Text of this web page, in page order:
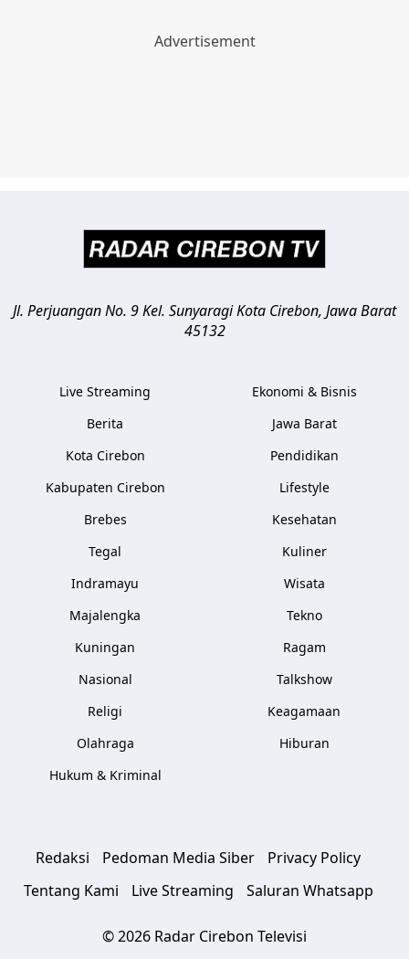
Jl. Perjuangan No. 9 Kel. SunyaragiKota Cirebon, Jawa Barat
45132
Live Streaming
Berita
Kota Cirebon
Kabupaten Cirebon
Brebes
Tegal
Indramayu
Majalengka
Kuningan
Nasional
Religi
Olahraga
Hukum & Kriminal
Ekonomi & Bisnis
Jawa Barat
Pendidikan
Lifestyle
Kesehatan
Kuliner
Wisata
Tekno
Ragam
Talkshow
Keagamaan
Hiburan
Redaksi Pedoman Media Siber
Privacy Policy
Tentang Kami
Live Streaming Saluran Whatsapp
© 2026 Radar Cirebon Televisi